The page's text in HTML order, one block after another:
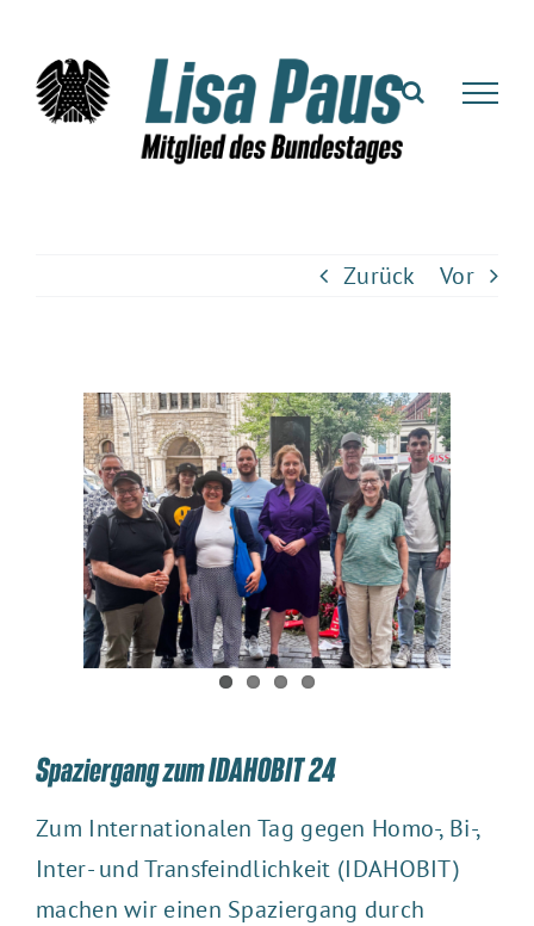
Inhalt
springen
Zurück Vor
Spaziergang zum IDAHOBIT 24
Zum Internationalen Tag gegen Homo-, Bi-,
Inter- und Transfeindlichkeit (IDAHOBIT)
machen wir einen Spaziergang durch